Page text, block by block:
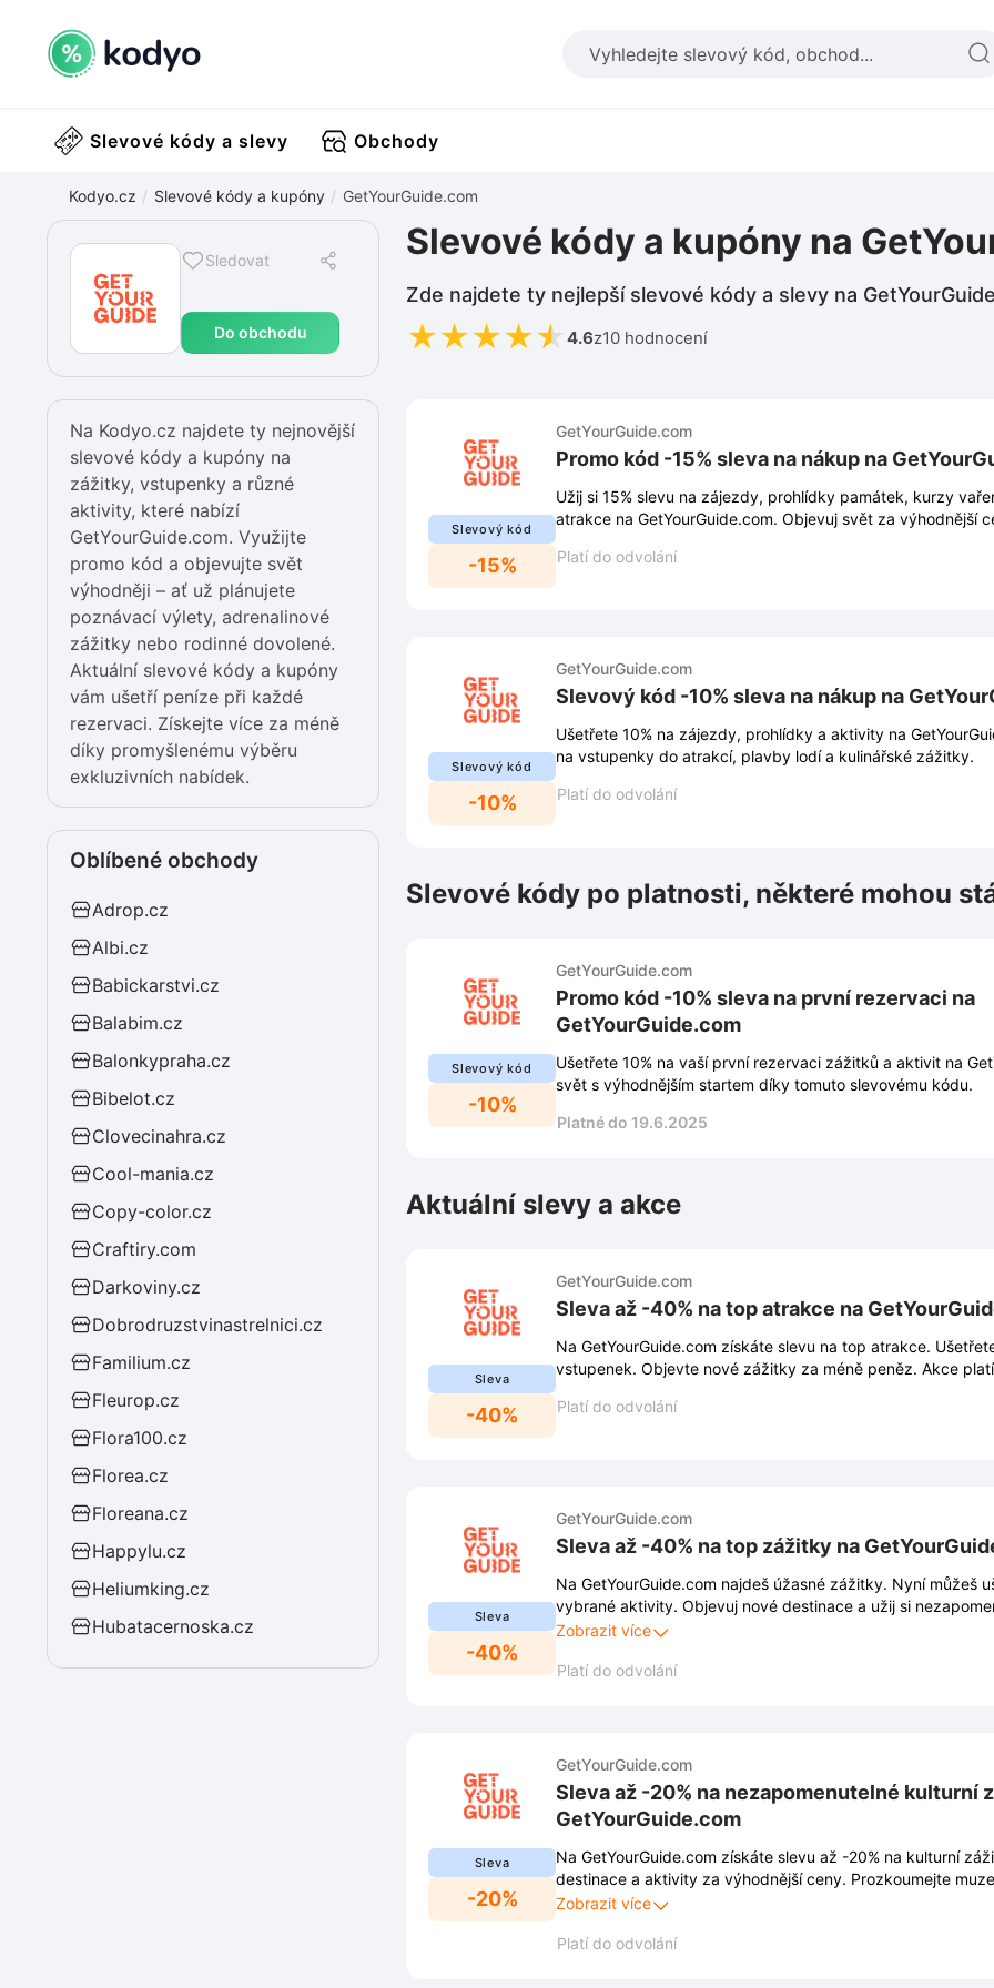
Slevové kódy a slevy Obchody
Kodyo.cz Slevové kódy a kupóny GetYourGuide.com
Sledovat
Do obchodu
Slevové kódy a kupóny na
Zde najdete ty nejlepší slevové kódy a slevy na
★★★★★ 4.6z10 hodnocení
Na Kodyo.cz najdete ty nejnovější
slevové kódy a kupóny na
zážitky, vstupenky a různé
aktivity, které nabízí
GetYourGuide.com. Využijte
promo kód a objevujte svět
výhodněji – ať už plánujete
poznávací výlety, adrenalinové
zážitky nebo rodinné dovolené.
Aktuální slevové kódy a kupóny
vám ušetří peníze při každé
rezervaci. Získejte více za méně
díky promyšlenému výběru
exkluzivních nabídek.
Oblíbené obchody
Adrop.cz
Albi.cz
Babickarstvi.cz
Balabim.cz
Balonkypraha.cz
Bibelot.cz
Clovecinahra.cz
Cool-mania.cz
Copy-color.cz
Craftiry.com
Darkoviny.cz
Dobrodruzstvinastrelnici.cz
Familium.cz
Fleurop.cz
Flora100.cz
Florea.cz
Floreana.cz
Happylu.cz
Heliumking.cz
Hubatacernoska.cz
Slevový kód
-15%
GetYourGuide.com
Promo kód -15% sleva na nákup na
Užij si 15% slevu na zájezdy, prohlídky památek, kurzy
atrakce na GetYourGuide.com. Objevuj svět za výhodnější
Platí do odvolání
Slevový kód
-10%
GetYourGuide.com
Slevový kód -10% sleva na nákup na
Ušetřete 10% na zájezdy, prohlídky a aktivity na
na vstupenky do atrakcí, plavby lodí a kulinářské zážitky.
Platí do odvolání
Slevové kódy po platnosti, některé mohou
Slevový kód
-10%
GetYourGuide.com
Promo kód -10% sleva na první rezervaci na
GetYourGuide.com
Ušetřete 10% na vaší první rezervaci zážitků a aktivit na
svět s výhodnějším startem díky tomuto slevovému kódu.
Platné do 19.6.2025
Aktuální slevy a akce
Sleva
-40%
GetYourGuide.com
Sleva až -40% na top atrakce na
Na GetYourGuide.com získáte slevu na top atrakce.
vstupenek. Objevte nové zážitky za méně peněz. Akce
Platí do odvolání
Sleva
-40%
GetYourGuide.com
Sleva až -40% na top zážitky na
Na GetYourGuide.com najdeš úžasné zážitky. Nyní můžeš
vybrané aktivity. Objevuj nové destinace a užij si
trvá jen omezenou dobu, tak neváhej!
Zobrazit více
Platí do odvolání
Sleva
-20%
GetYourGuide.com
Sleva až -20% na nezapomenutelné kulturní
GetYourGuide.com
Na GetYourGuide.com získáte slevu až -20% na kulturní
destinace a aktivity za výhodnější ceny. Prozkoumejte
památky. Využijte tuto nabídku a naplánujte si cestu plnou
Zobrazit více
Platí do odvolání